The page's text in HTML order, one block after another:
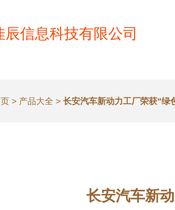
辰信息科技有限公司
> 产品大全 > 长安汽车新动力工厂荣获“绿
长安汽车新